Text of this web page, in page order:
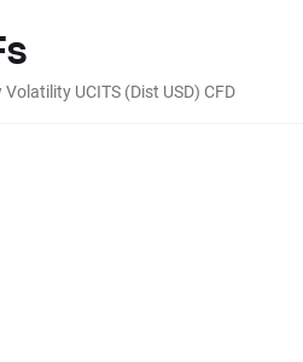
UCITS (Dist USD) CFD